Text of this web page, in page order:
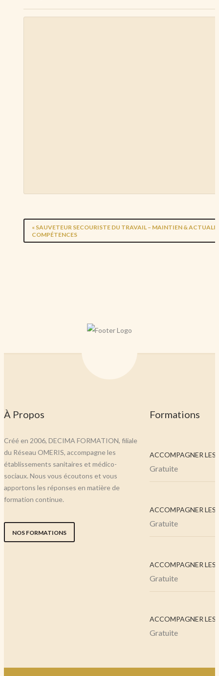
« SAUVETEUR SECOURISTE DU TRAVAIL – MAINTIEN &
COMPÉTENCES
À Propos
Créé en 2006, DECIMA FORMATION, filiale
du Réseau OMERIS, accompagne les
établissements sanitaires et médico-
sociaux. Nous vous écoutons et vous
apportons les réponses en matière de
formation continue.
NOS FORMATIONS
Formations
ACCOMPAGNER
Gratuite
ACCOMPAGNER
Gratuite
ACCOMPAGNER
Gratuite
ACCOMPAGNER
Gratuite